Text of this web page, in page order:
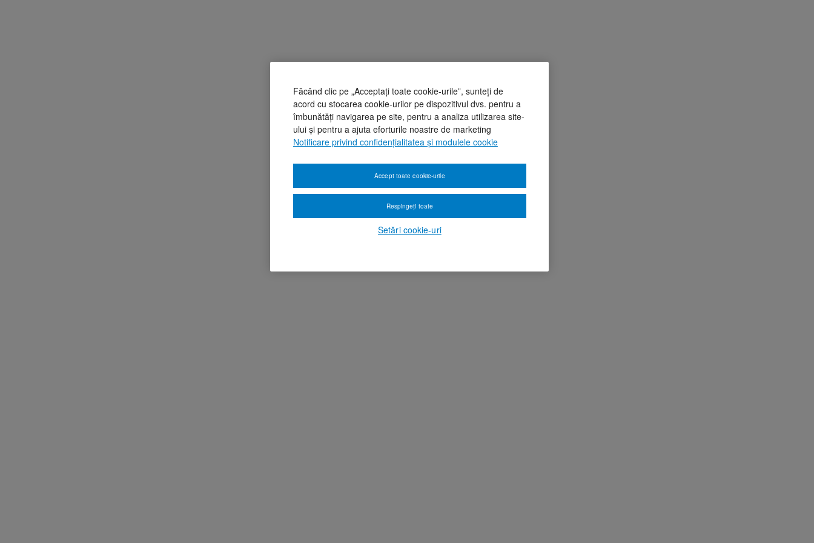
Făcând clic pe „Acceptați toate cookie-urile”, sunteți de
acord cu stocarea cookie-urilor pe dispozitivul dvs. pentru a
îmbunătăți navigarea pe site, pentru a analiza utilizarea site-
ului și pentru a ajuta eforturile noastre de marketing
Notificare privind confidențialitatea și modulele cookie
Setări cookie-uri
Respingeți toate
Accept toate cookie-urile